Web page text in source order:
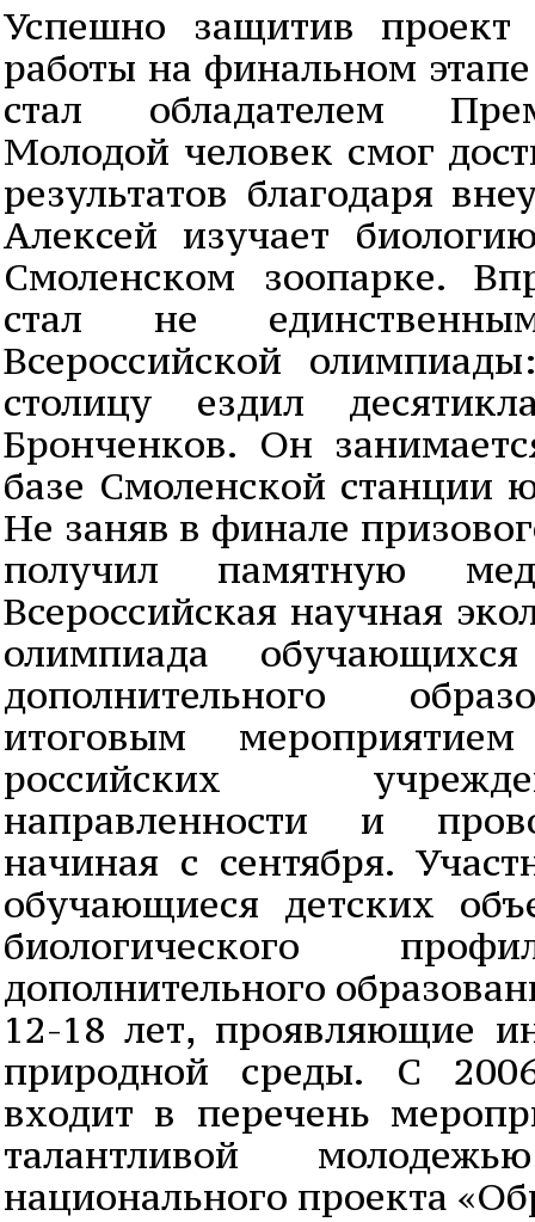
Успешно защитив проект
работы на финальном
стал обладателем
Молодой человек смог
результатов благодаря
Алексей изучает
Смоленском зоопарке.
стал не
Всероссийской
столицу ездил
Бронченков. Он
базе Смоленской станции
Не заняв в финале
получил памятную
Всероссийская научная
олимпиада
дополнительного
итоговым
российских
направленности и
начиная с сентября.
обучающиеся детских
биологического
дополнительного
12-18 лет, проявляющие
природной среды. С
входит в перечень
талантливой
национального проекта